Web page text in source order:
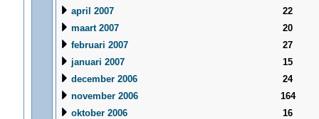
april 2007
22
maart 2007
20
februari 2007
27
januari 2007
15
december 2006
24
november 2006
164
oktober 2006
16